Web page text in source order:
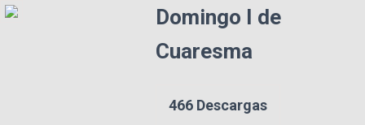
Domingo I de
Cuaresma
466 Descargas